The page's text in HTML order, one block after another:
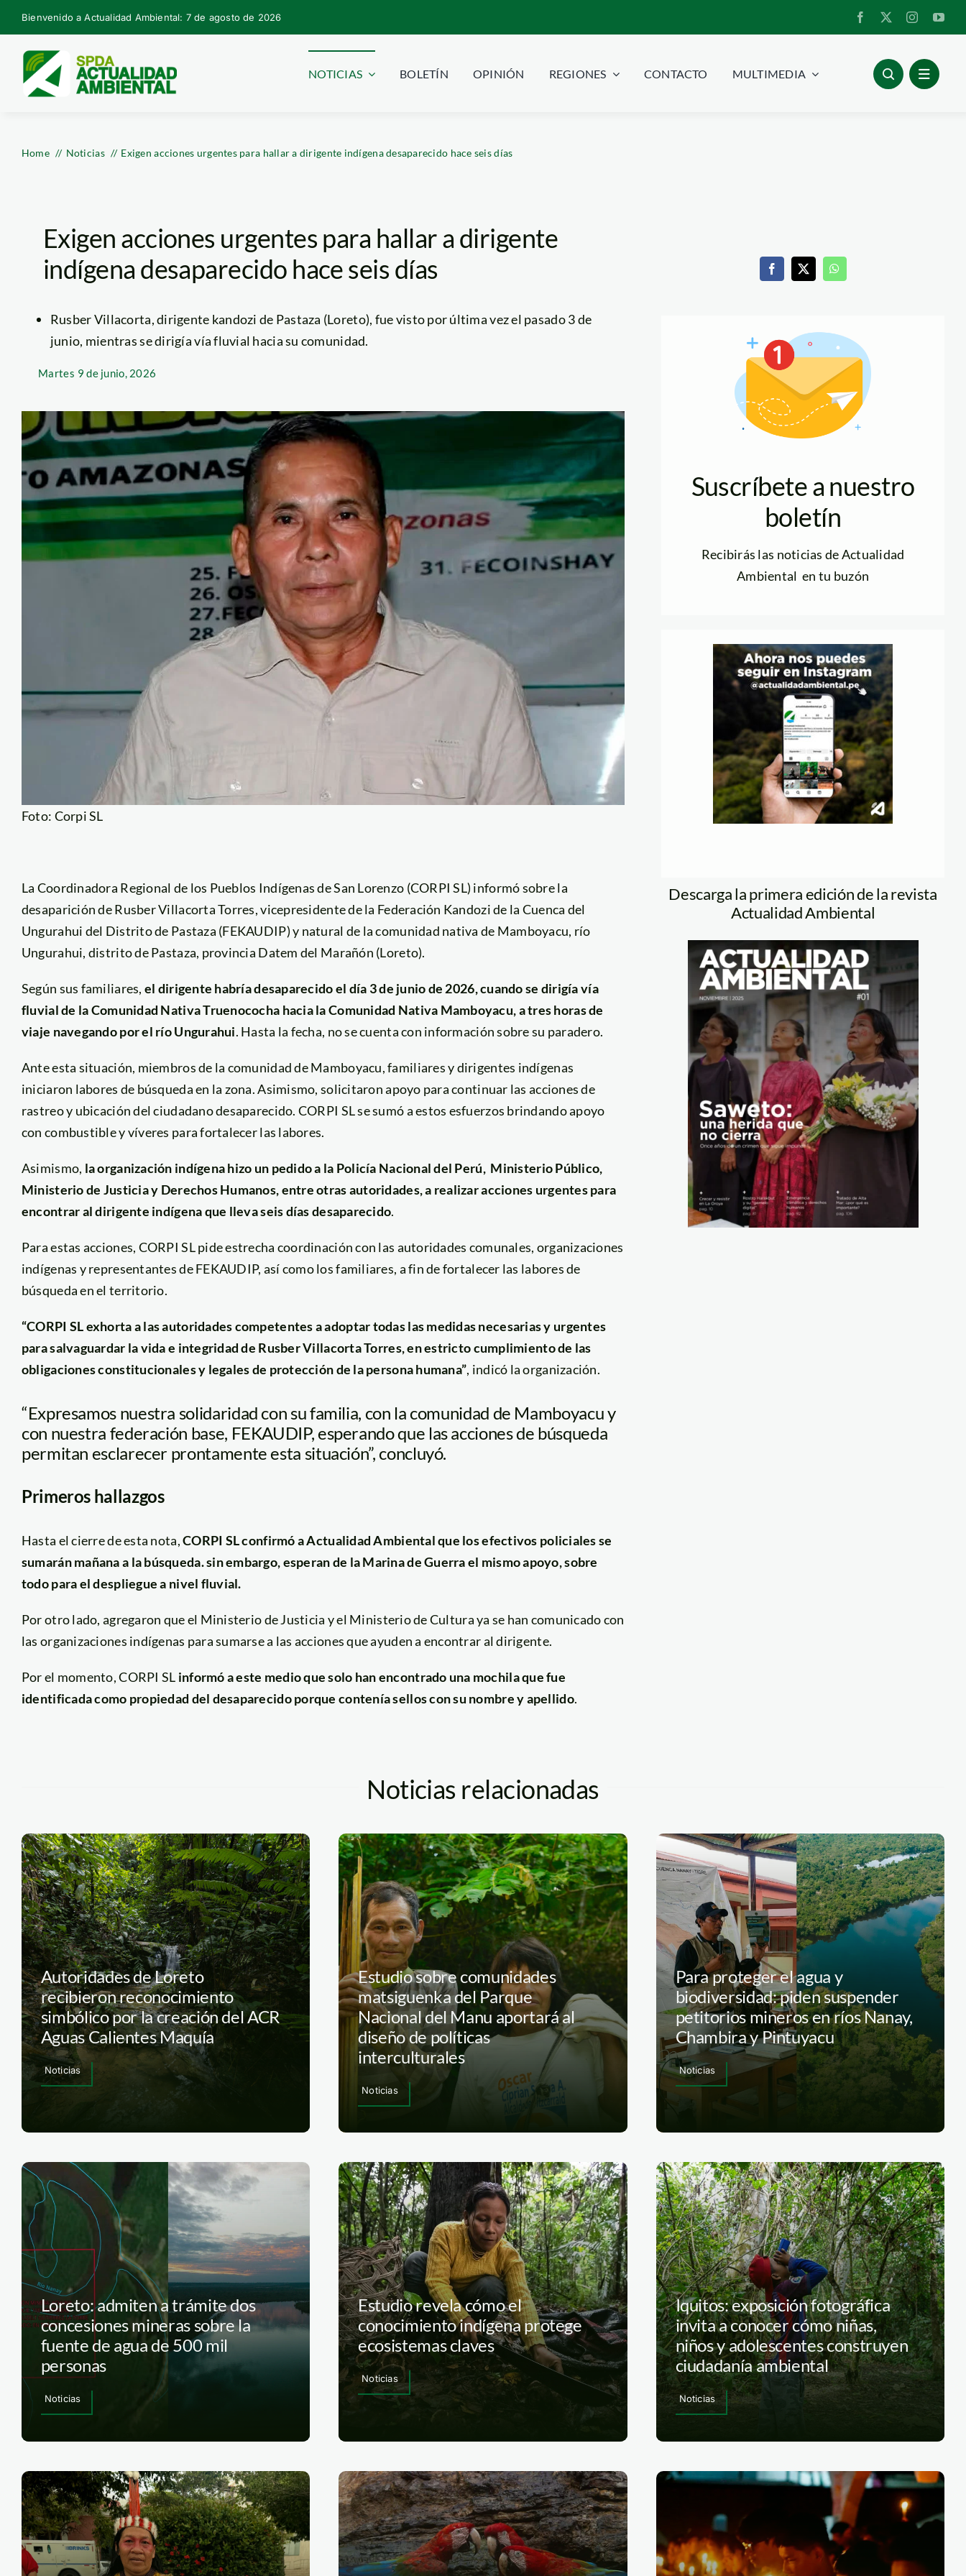
Skip
to
content
Bienvenido a Actualidad Ambiental: 7 de agosto de 2026
NOTICIAS BOLETÍN OPINIÓN REGIONES CONTACTO MULTIMEDIA
Home Noticias Exigen acciones urgentes para hallar a dirigente indígena desaparecido hace seis días
Exigen acciones urgentes para hallar a dirigente
indígena desaparecido hace seis días
Rusber Villacorta, dirigente kandozi de Pastaza (Loreto), fue visto por última vez el pasado 3 de
junio, mientras se dirigía vía fluvial hacia su comunidad.
Martes 9 de junio, 2026
Foto: Corpi SL
La Coordinadora Regional de los Pueblos Indígenas de San Lorenzo (CORPI SL) informó sobre la
desaparición de Rusber Villacorta Torres, vicepresidente de la Federación Kandozi de la Cuenca del
Ungurahui del Distrito de Pastaza (FEKAUDIP) y natural de la comunidad nativa de Mamboyacu, río
Ungurahui, distrito de Pastaza, provincia Datem del Marañón (Loreto).
Según sus familiares, el dirigente habría desaparecido el día 3 de junio de 2026, cuando se dirigía vía
fluvial de la Comunidad Nativa Truenococha hacia la Comunidad Nativa Mamboyacu, a tres horas de
viaje navegando por el río Ungurahui. Hasta la fecha, no se cuenta con información sobre su paradero.
Ante esta situación, miembros de la comunidad de Mamboyacu, familiares y dirigentes indígenas
iniciaron labores de búsqueda en la zona. Asimismo, solicitaron apoyo para continuar las acciones de
rastreo y ubicación del ciudadano desaparecido. CORPI SL se sumó a estos esfuerzos brindando apoyo
con combustible y víveres para fortalecer las labores.
Asimismo, la organización indígena hizo un pedido a la Policía Nacional del Perú, Ministerio Público,
Ministerio de Justicia y Derechos Humanos, entre otras autoridades, a realizar acciones urgentes para
encontrar al dirigente indígena que lleva seis días desaparecido.
Para estas acciones, CORPI SL pide estrecha coordinación con las autoridades comunales, organizaciones
indígenas y representantes de FEKAUDIP, así como los familiares, a fin de fortalecer las labores de
búsqueda en el territorio.
“CORPI SL exhorta a las autoridades competentes a adoptar todas las medidas necesarias y urgentes
para salvaguardar la vida e integridad de Rusber Villacorta Torres, en estricto cumplimiento de las
obligaciones constitucionales y legales de protección de la persona humana”, indicó la organización.
“Expresamos nuestra solidaridad con su familia, con la comunidad de Mamboyacu y
con nuestra federación base, FEKAUDIP, esperando que las acciones de búsqueda
permitan esclarecer prontamente esta situación”, concluyó.
Primeros hallazgos
Hasta el cierre de esta nota,CORPI SL confirmó a Actualidad Ambiental que los efectivos policiales se
sumarán mañana a la búsqueda. sin embargo, esperan de la Marina de Guerra el mismo apoyo, sobre
todo para el despliegue a nivel fluvial.
Por otro lado, agregaron que el Ministerio de Justicia y el Ministerio de Cultura ya se han comunicado con
las organizaciones indígenas para sumarse a las acciones que ayuden a encontrar al dirigente.
Por el momento, CORPI SL informó a este medio que solo han encontrado una mochila que fue
identificada como propiedad del desaparecido porque contenía sellos con su nombre y apellido.
Suscríbete a nuestro
boletín
Recibirás las noticias de Actualidad
Ambiental en tu buzón
Descarga la primera edición de la revista
Actualidad Ambiental
Noticias relacionadas
Autoridades de Loreto
recibieron reconocimiento
simbólico por la creación del ACR
Aguas Calientes Maquía
Noticias
Estudio sobre comunidades
matsiguenka del Parque
Nacional del Manu aportará al
diseño de políticas
interculturales
Noticias
Para proteger el agua y
biodiversidad: piden suspender
petitorios mineros en ríos Nanay,
Chambira y Pintuyacu
Noticias
Loreto: admiten a trámite dos
concesiones mineras sobre la
fuente de agua de 500 mil
personas
Noticias
Estudio revela cómo el
conocimiento indígena protege
ecosistemas claves
Noticias
Iquitos: exposición fotográfica
invita a conocer cómo niñas,
niños y adolescentes construyen
ciudadanía ambiental
Noticias